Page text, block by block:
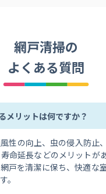
網戸清掃の
よくある質問
メリットは何ですか？
性の向上、虫の侵入防止
命延長などのメリットが
戸を清潔に保ち、快適な
。